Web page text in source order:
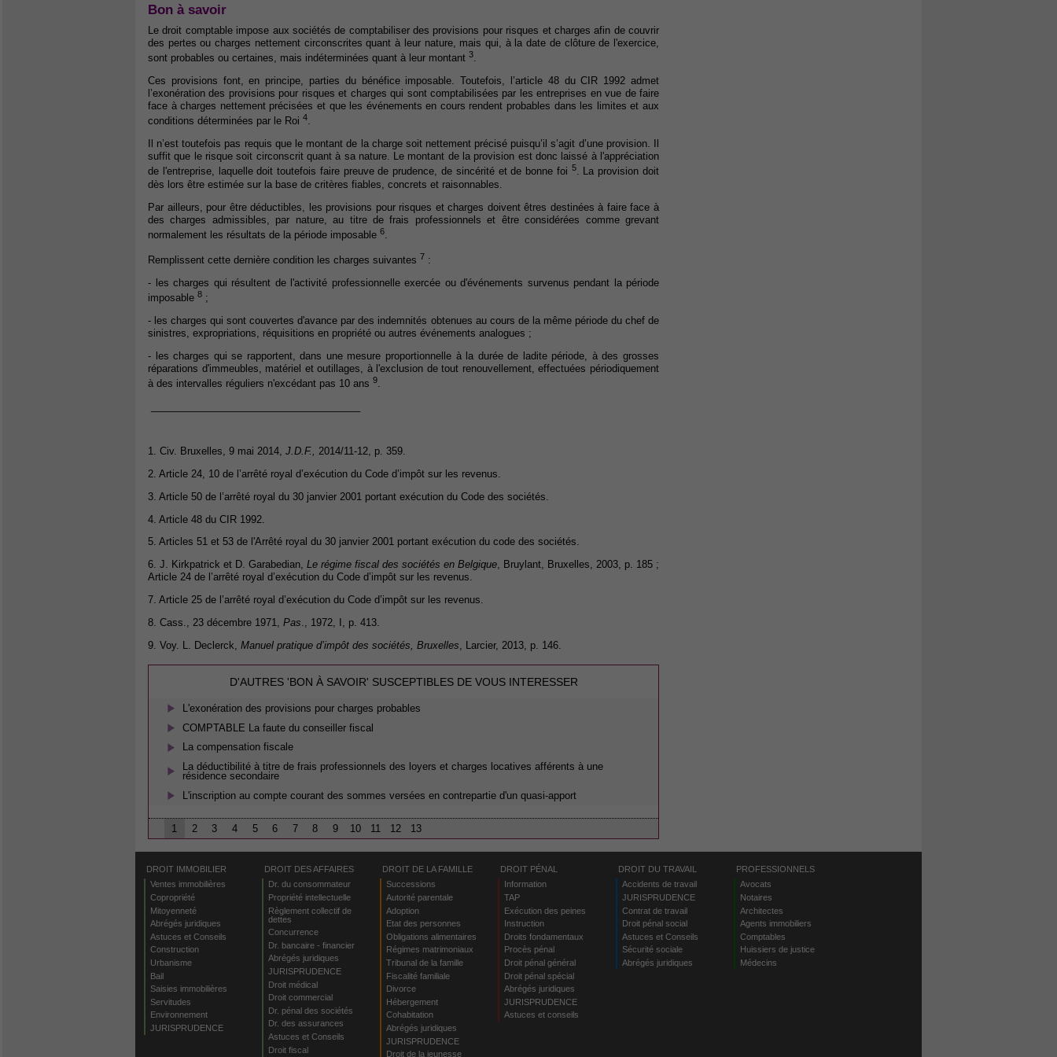
Bon à savoir
Le droit comptable impose aux sociétés de comptabiliser des provisions pour risques et charges afin de couvrir
des pertes ou charges nettement circonscrites quant à leur nature, mais qui, à la date de clôture de l'exercice,
sont probables ou certaines, mais indéterminées quant à leur montant 3.
Ces provisions font, en principe, parties du bénéfice imposable. Toutefois, l’article 48 du CIR 1992 admet
l’exonération des provisions pour risques et charges qui sont comptabilisées par les entreprises en vue de faire
face à charges nettement précisées et que les événements en cours rendent probables dans les limites et aux
conditions déterminées par le Roi 4.
Il n’est toutefois pas requis que le montant de la charge soit nettement précisé puisqu’il s’agit d’une provision. Il
suffit que le risque soit circonscrit quant à sa nature. Le montant de la provision est donc laissé à l'appréciation
de l'entreprise, laquelle doit toutefois faire preuve de prudence, de sincérité et de bonne foi 5. La provision doit
dès lors être estimée sur la base de critères fiables, concrets et raisonnables.
Par ailleurs, pour être déductibles, les provisions pour risques et charges doivent êtres destinées à faire face à
des charges admissibles, par nature, au titre de frais professionnels et être considérées comme grevant
normalement les résultats de la période imposable 6
Remplissent cette dernière condition les charges suivantes 7 :
- les charges qui résultent de l'activité professionnelle exercée ou d'événements survenus pendant la période
imposable 8 ;
- les charges qui sont couvertes d'avance par des indemnités obtenues au cours de la même période du chef de
sinistres, expropriations, réquisitions en propriété ou autres événements analogues ;
- les charges qui se rapportent, dans une mesure proportionnelle à la durée de ladite période, à des grosses
réparations d'immeubles, matériel et outillages, à l'exclusion de tout renouvellement, effectuées périodiquement
à des intervalles réguliers n'excédant pas 10 ans 9
1. Civ. Bruxelles, 9 mai 2014, J.D.F., 2014/11-12, p. 359.
2. Article 24, 10 de l’arrêté royal d’exécution du Code d’impôt sur les revenus.
3. Article 50 de l’arrêté royal du 30 janvier 2001 portant exécution du Code des sociétés.
4. Article 48 du CIR 1992.
5. Articles 51 et 53 de l'Arrêté royal du 30 janvier 2001 portant exécution du code des sociétés.
6. J. Kirkpatrick et D. Garabedian, Le régime fiscal des sociétés en Belgique, Bruylant, Bruxelles, 2003, p. 185 ;
Article 24 de l’arrêté royal d’exécution du Code d’impôt sur les revenus.
7. Article 25 de l’arrêté royal d’exécution du Code d’impôt sur les revenus.
8. Cass., 23 décembre 1971, Pas ., 1972, I, p. 413.
9. Voy. L. Declerck, Manuel pratique d’impôt des sociétés, Bruxelles , Larcier, 2013, p. 146.
D'AUTRES 'BON À SAVOIR' SUSCEPTIBLES DE VOUS INTERESSER
L'exonération des provisions pour charges probables
COMPTABLE La faute du conseiller fiscal
La compensation fiscale
La déductibilité à titre de frais professionnels des loyers et charges locatives afférents à une
résidence secondaire
L'inscription au compte courant des sommes versées en contrepartie d'un quasi-apport
1 2 3 4 5 6 7 8 9 10 11 12 13
DROIT IMMOBILIER
Ventes immobilières
Copropriété
Mitoyenneté
Abrégés juridiques
Astuces et Conseils
Construction
Urbanisme
Bail
Saisies immobilières
Servitudes
Environnement
JURISPRUDENCE
DROIT DES AFFAIRES
Dr. du consommateur
Propriété intellectuelle
Règlement collectif de
dettes
Concurrence
Dr. bancaire - financier
Abrégés juridiques
JURISPRUDENCE
Droit médical
Droit commercial
Dr. pénal des sociétés
Dr. des assurances
Astuces et Conseils
Droit fiscal
DROIT DE LA FAMILLE
Successions
Autorité parentale
Adoption
Etat des personnes
Obligations alimentaires
Régimes matrimoniaux
Tribunal de la famille
Fiscalité familiale
Divorce
Hébergement
Cohabitation
Abrégés juridiques
JURISPRUDENCE
Droit de la jeunesse
DROIT PÉNAL
Information
TAP
Exécution des peines
Instruction
Droits fondamentaux
Procès pénal
Droit pénal général
Droit pénal spécial
Abrégés juridiques
JURISPRUDENCE
Astuces et conseils
DROIT DU TRAVAIL
Accidents de travail
JURISPRUDENCE
Contrat de travail
Droit pénal social
Astuces et Conseils
Sécurité sociale
Abrégés juridiques
PROFESSIONNELS
Avocats
Notaires
Architectes
Agents immobiliers
Comptables
Huissiers de justice
Médecins